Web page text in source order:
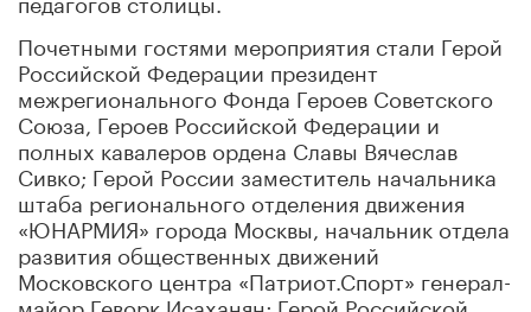
Почетными гостями мероприятия стали Герой
Российской Федерации президент
межрегионального Фонда Героев Советского
Союза, Героев Российской Федерации и
полных кавалеров ордена Славы Вячеслав
Сивко; Герой России заместитель начальника
штаба регионального отделения движения
«ЮНАРМИЯ» города Москвы, начальник отдела
развития общественных движений
Московского центра «Патриот.Спорт» генерал-
майор Геворк Исаханян; Герой Российской